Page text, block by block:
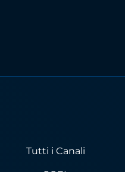
Tutti i Canali